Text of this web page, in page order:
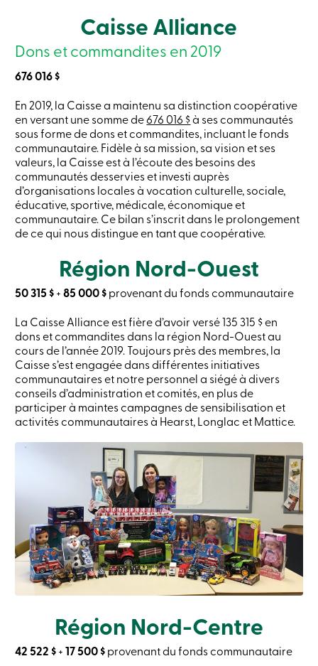
Connexion
Connexion
Carte
de
-
Particuliers
Connexion
Carte
de
crédit
-
Entreprises
Connexion
Entreprises
Produits
Centres
de
services
Recherche
Devenir
membre
Se
connecter
Services
en
Connexion
Connexion
Carte
de
crédit
-
Particuliers
Connexion
Carte
de
-
Entreprises
Connexion
Ma
Caisse Alliance
Dons et commandites en 2019
676 016 $
En 2019, la Caisse a maintenu sa distinction coopérative
en versant une somme de676 016 $à ses communautés
sous forme de dons et commandites, incluant le fonds
communautaire. Fidèle à sa mission, sa vision et ses
valeurs, la Caisse est à l’écoute des besoins des
communautés desservies et investi auprès
d’organisations locales à vocation culturelle, sociale,
éducative, sportive, médicale, économique et
communautaire. Ce bilan s’inscrit dans le prolongement
de ce qui nous distingue en tant que coopérative.
Région Nord-Ouest
50 315 $+85 000 $provenant du fonds communautaire
La Caisse Alliance est fière d’avoir versé 135 315 $ en
dons et commandites dans la région Nord-Ouest au
cours de l’année 2019. Toujours près des membres, la
Caisse s’est engagée dans différentes initiatives
communautaires et notre personnel a siégé à divers
conseils d’administration et comités, en plus de
participer à maintes campagnes de sensibilisation et
activités communautaires à Hearst, Longlac et Mattice.
Région Nord-Centre
42 522 $+17500 $provenant du fonds communautaire